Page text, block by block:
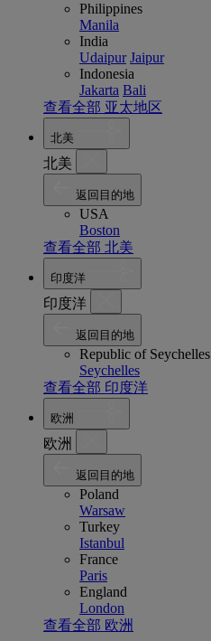
Philippines
Manila
India
Udaipur Jaipur
Indonesia
Jakarta Bali
查看全部 亚太地区
北美
北美
返回目的地
USA
Boston
查看全部 北美
印度洋
印度洋
返回目的地
Republic of Seychelles
Seychelles
查看全部 印度洋
欧洲
欧洲
返回目的地
Poland
Warsaw
Turkey
Istanbul
France
Paris
England
London
查看全部 欧洲